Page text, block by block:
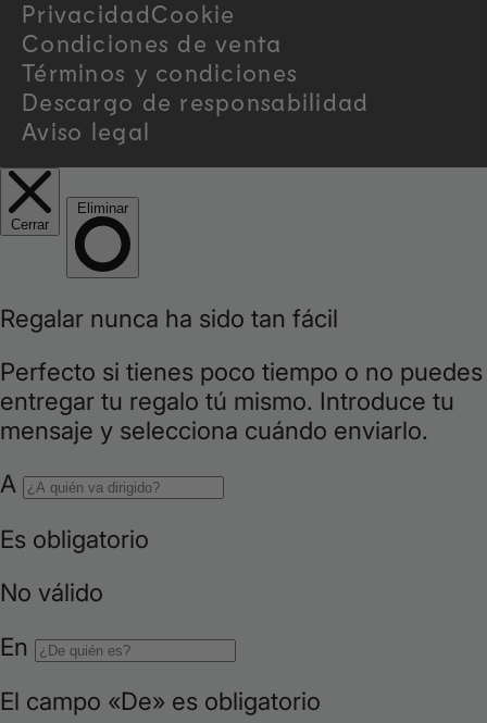
y
/
r
e
g
i
o
n
PrivacidadCookie
Condiciones de venta
Términos y condiciones
Descargo de responsabilidad
Aviso legal